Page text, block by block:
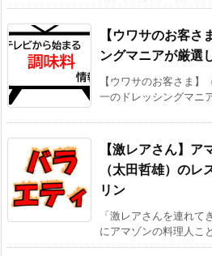
【ウワサのお客
ングマニアが厳選
【ウワサのお客さま
一のドレッシングマニ
【激レアさん】ア
（太田哲雄）の
リン
「激レアさんを連れて
にアマゾンの料理人こ